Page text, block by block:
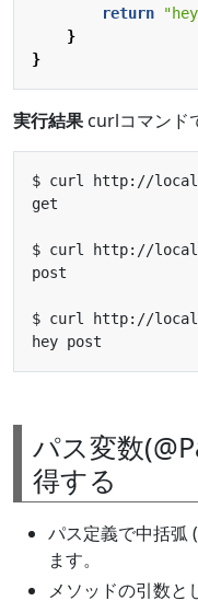
return
}
}
実行結果 curlコマンド
パス変数
得する
パス定義で中括弧 (
ます。
メソッドの引数と